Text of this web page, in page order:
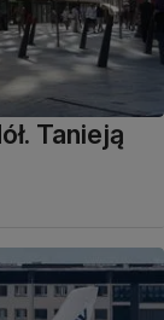
Tanieją